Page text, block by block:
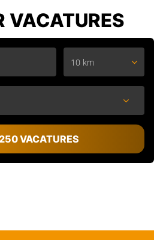
VACATURES
10 km
VACATURES